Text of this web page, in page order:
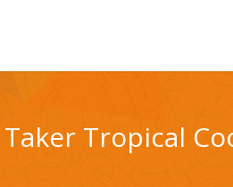
Taker Tropical